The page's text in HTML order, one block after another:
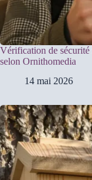
Vérification de sécurité
selon Ornithomedia
14 mai 2026